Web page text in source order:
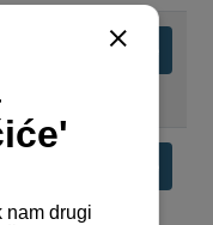
Preuzimanje